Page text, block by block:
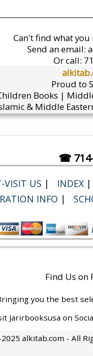
Can't find what you
Send an email:
Or call:
Proud to
Books |
& Middle
☎
VISIT US | INDEX |
INFO |
Find Us on
you the best
Jarirbooksusa on
alkitab.com - All